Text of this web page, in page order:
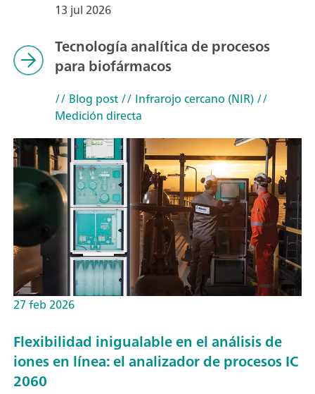
13 jul 2026
Tecnología analítica de procesos
para biofármacos
// Blog post// Infrarojo cercano (NIR)//
Medición directa
27 feb 2026
Flexibilidad inigualable en el análisis de
iones en línea: el analizador de procesos IC
2060